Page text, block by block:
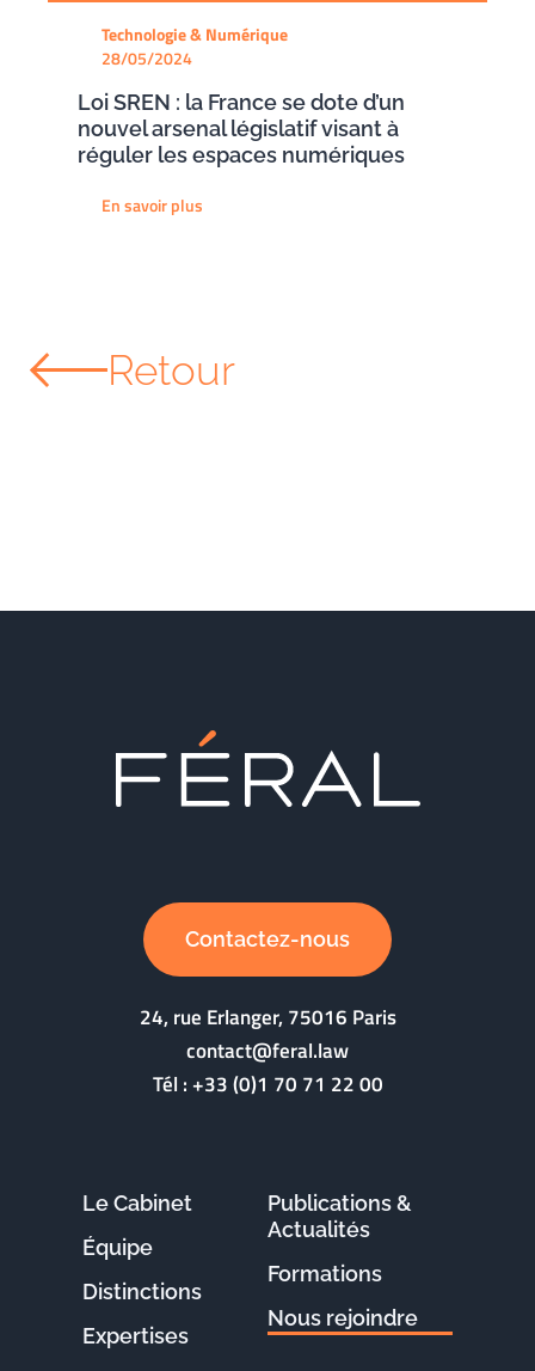
Technologie & Numérique
28/05/2024
Loi SREN : la France se dote d’un
nouvel arsenal législatif visant à
réguler les espaces numériques
En savoir plus
Retour
Contactez-nous
24, rue Erlanger, 75016 Paris
contact@feral.law
Tél :+33 (0)1 70 71 22 00
Le Cabinet
Équipe
Distinctions
Expertises
Publications &
Actualités
Formations
Nous rejoindre